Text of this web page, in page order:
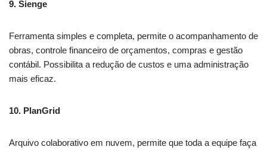
9. Sienge
Ferramenta simples e completa, permite o acompanhamento de
obras, controle financeiro de orçamentos, compras e gestão
contábil. Possibilita a redução de custos e uma administração
mais eficaz.
10. PlanGrid
Arquivo colaborativo em nuvem, permite que toda a equipe faça